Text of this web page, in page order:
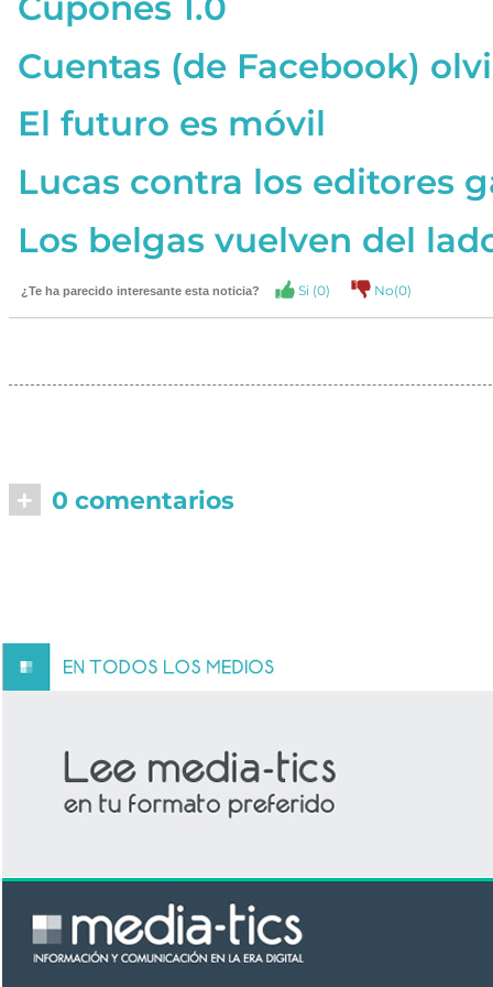
Cuentas (de Facebook)
El futuro es móvil
Lucas contra los editores
Los belgas vuelven del
¿Te ha parecido interesante esta noticia? Si (0) No(0)
+ 0 comentarios